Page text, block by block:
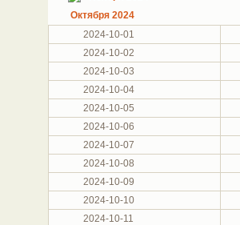
Октября 2024
2024-10-01
2024-10-02
2024-10-03
2024-10-04
2024-10-05
2024-10-06
2024-10-07
2024-10-08
2024-10-09
2024-10-10
2024-10-11